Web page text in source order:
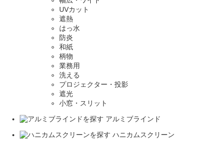
UVカット
遮熱
はっ水
防炎
和紙
柄物
業務用
洗える
プロジェクター・投影
遮光
小窓・スリット
アルミブラインド
ハニカムスクリーン